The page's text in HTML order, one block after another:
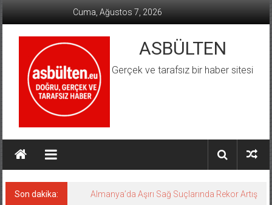
Cuma, Ağustos 7, 2026
ASBÜLTEN
Gerçek ve tarafsız bir haber sitesi
Son dakika: Almanya’da Aşırı Sağ Suçlarında Rekor Artış